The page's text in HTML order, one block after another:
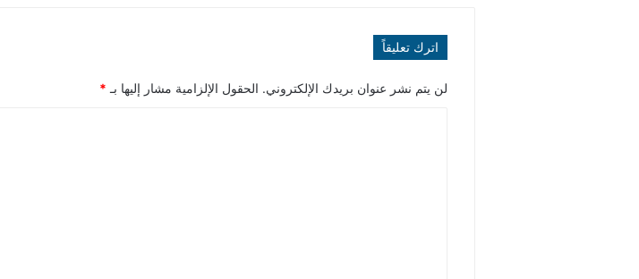
اترك تعليقاً
لن يتم نشر عنوان بريدك الإلكتروني. الحقول الإلزامية مشار إليها بـ *